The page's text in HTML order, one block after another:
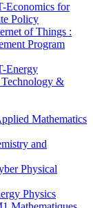
Economics for
Policy
of Things :
Program
Energy
&
Mathematics
and
Physical
Physics